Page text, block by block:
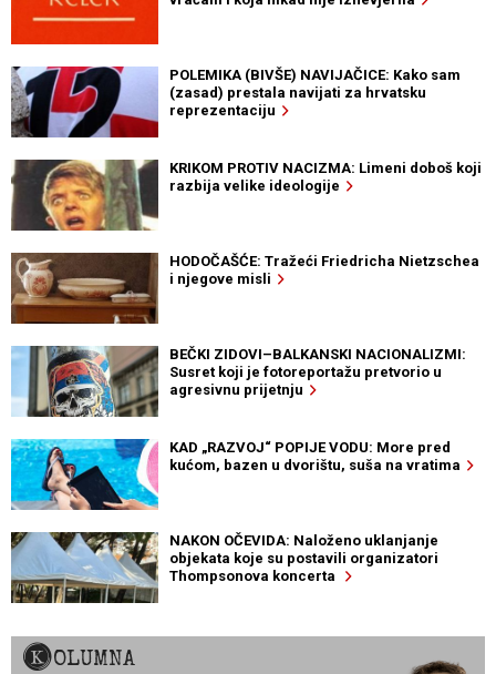
POLEMIKA (BIVŠE) NAVIJAČICE: Kako sam
(zasad) prestala navijati za hrvatsku
reprezentaciju
KRIKOM PROTIV NACIZMA: Limeni doboš koji
razbija velike ideologije
HODOČAŠĆE: Tražeći Friedricha Nietzschea
i njegove misli
BEČKI ZIDOVI–BALKANSKI NACIONALIZMI:
Susret koji je fotoreportažu pretvorio u
agresivnu prijetnju
KAD „RAZVOJ“ POPIJE VODU: More pred
kućom, bazen u dvorištu, suša na vratima
NAKON OČEVIDA: Naloženo uklanjanje
objekata koje su postavili organizatori
Thompsonova koncerta
KOLUMNA